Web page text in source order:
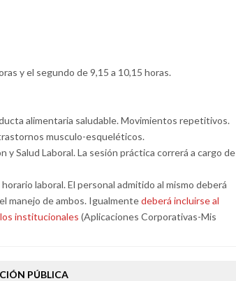
y el segundo de 9,15 a 10,15 horas.
alimentaria saludable. Movimientos repetitivos.
musculo-esqueléticos.
Salud Laboral. La sesión práctica correrá a cargo de
laboral. El personal admitido al mismo deberá
manejo de ambos. Igualmentedeberá incluirse al
institucionales (Aplicaciones Corporativas-Mis
PÚBLICA